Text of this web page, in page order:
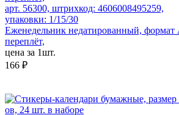
арт. 56300, штрихкод: 4606008495259,
упаковки: 1/15/30
Еженедельник недатированный, формат
переплёт,
цена за 1шт.
166 ₽